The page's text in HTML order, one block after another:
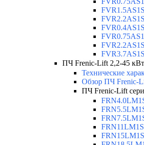
ПЧ Frenic-Lift 2,2-45 кВт
Технические
Обзор ПЧ Frenic-
ПЧ Frenic-Lift